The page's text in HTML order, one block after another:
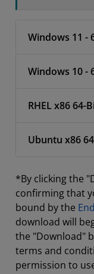
Windows 11 -
Windows 10 -
RHEL x86 64-
Ubuntu x86
*By clicking the
confirming that
bound by the
download will
the "Download"
terms and
permission to